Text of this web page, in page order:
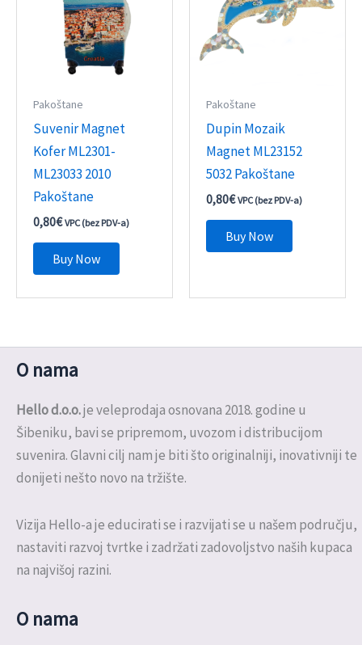
Pakoštane
Suvenir Magnet
Kofer ML2301-
ML23033 2010
Pakoštane
0,80€ VPC (bez PDV-a)
Buy Now
Pakoštane
Dupin Mozaik
Magnet ML23152
5032 Pakoštane
0,80€ VPC (bez PDV-a)
Buy Now
O nama
Hello d.o.o.je veleprodaja osnovana 2018. godine u
Šibeniku, bavi se pripremom, uvozom i distribucijom
suvenira. Glavni cilj nam je biti što originalniji, inovativniji te
donijeti nešto novo na tržište.
Vizija Hello-a je educirati se i razvijati se u našem području,
nastaviti razvoj tvrtke i zadržati zadovoljstvo naših kupaca
na najvišoj razini.
O nama